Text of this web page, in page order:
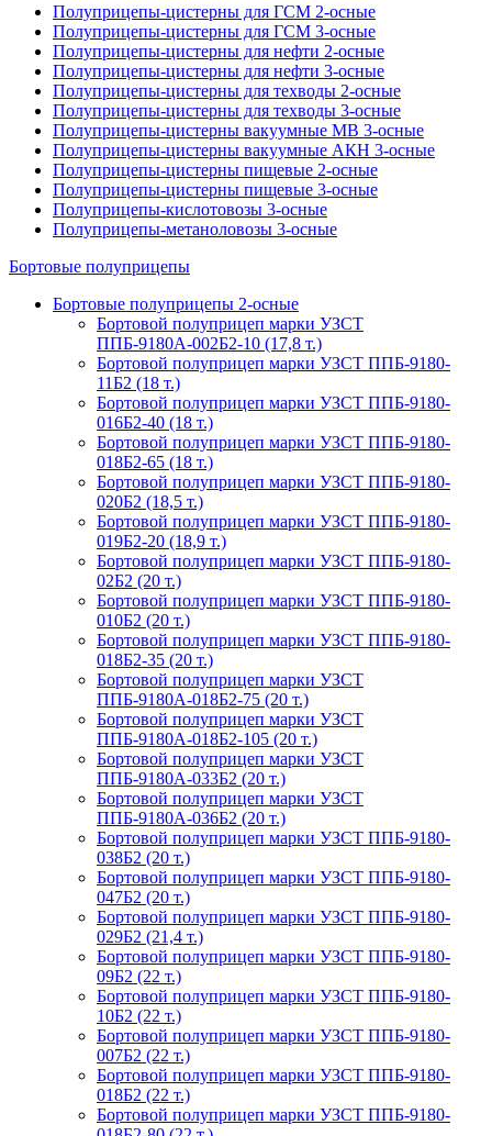
Полуприцепы-цистерны для ГСМ 2-осные
Полуприцепы-цистерны для ГСМ 3-осные
Полуприцепы-цистерны для нефти 2-осные
Полуприцепы-цистерны для нефти 3-осные
Полуприцепы-цистерны для техводы 2-осные
Полуприцепы-цистерны для техводы 3-осные
Полуприцепы-цистерны вакуумные МВ 3-осные
Полуприцепы-цистерны вакуумные АКН 3-осные
Полуприцепы-цистерны пищевые 2-осные
Полуприцепы-цистерны пищевые 3-осные
Полуприцепы-кислотовозы 3-осные
Полуприцепы-метаноловозы 3-осные
Бортовые полуприцепы
Бортовые полуприцепы 2-осные
Бортовой полуприцеп марки УЗСТ
ППБ-9180А-002Б2-10 (17,8 т.)
Бортовой полуприцеп марки УЗСТ ППБ-9180-
11Б2 (18 т.)
Бортовой полуприцеп марки УЗСТ ППБ-9180-
016Б2-40 (18 т.)
Бортовой полуприцеп марки УЗСТ ППБ-9180-
018Б2-65 (18 т.)
Бортовой полуприцеп марки УЗСТ ППБ-9180-
020Б2 (18,5 т.)
Бортовой полуприцеп марки УЗСТ ППБ-9180-
019Б2-20 (18,9 т.)
Бортовой полуприцеп марки УЗСТ ППБ-9180-
02Б2 (20 т.)
Бортовой полуприцеп марки УЗСТ ППБ-9180-
010Б2 (20 т.)
Бортовой полуприцеп марки УЗСТ ППБ-9180-
018Б2-35 (20 т.)
Бортовой полуприцеп марки УЗСТ
ППБ-9180А-018Б2-75 (20 т.)
Бортовой полуприцеп марки УЗСТ
ППБ-9180А-018Б2-105 (20 т.)
Бортовой полуприцеп марки УЗСТ
ППБ-9180А-033Б2 (20 т.)
Бортовой полуприцеп марки УЗСТ
ППБ-9180А-036Б2 (20 т.)
Бортовой полуприцеп марки УЗСТ ППБ-9180-
038Б2 (20 т.)
Бортовой полуприцеп марки УЗСТ ППБ-9180-
047Б2 (20 т.)
Бортовой полуприцеп марки УЗСТ ППБ-9180-
029Б2 (21,4 т.)
Бортовой полуприцеп марки УЗСТ ППБ-9180-
09Б2 (22 т.)
Бортовой полуприцеп марки УЗСТ ППБ-9180-
10Б2 (22 т.)
Бортовой полуприцеп марки УЗСТ ППБ-9180-
007Б2 (22 т.)
Бортовой полуприцеп марки УЗСТ ППБ-9180-
018Б2 (22 т.)
Бортовой полуприцеп марки УЗСТ ППБ-9180-